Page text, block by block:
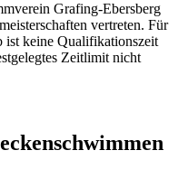
Grafing-Ebersberg
vertreten. Für
ist keine Qualifikationszeit
Zeitlimit nicht